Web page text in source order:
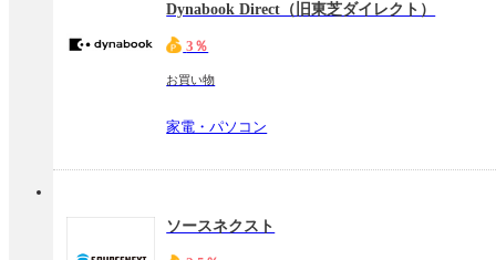
Dynabook Direct（旧東芝ダイレクト）
3％
お買い物
家電・パソコン
ソースネクスト